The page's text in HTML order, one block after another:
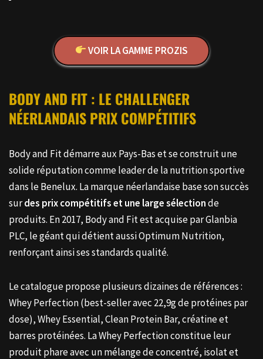
VOIR LA GAMME PROZIS
BODY AND FIT : LE CHALLENGER
NÉERLANDAIS PRIX COMPÉTITIFS
Body and Fit démarre aux Pays-Bas et se construit une
solide réputation comme leader de la nutrition sportive
dans le Benelux. La marque néerlandaise base son succès
surdes prix compétitifs et une large sélectionde
produits. En 2017, Body and Fit est acquise par Glanbia
PLC, le géant qui détient aussi Optimum Nutrition,
renforçant ainsi ses standards qualité.
Le catalogue propose plusieurs dizaines de références :
Whey Perfection (best-seller avec 22,9g de protéines par
dose), Whey Essential, Clean Protein Bar, créatine et
barres protéinées. La Whey Perfection constitue leur
produit phare avec un mélange de concentré, isolat et